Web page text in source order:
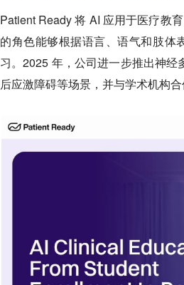
Patient Ready 将 AI 应用于医疗教
的角色能够根据语言、语气和肢体
习。2025 年，公司进一步推出神
后应激障碍等场景，并与学术机构